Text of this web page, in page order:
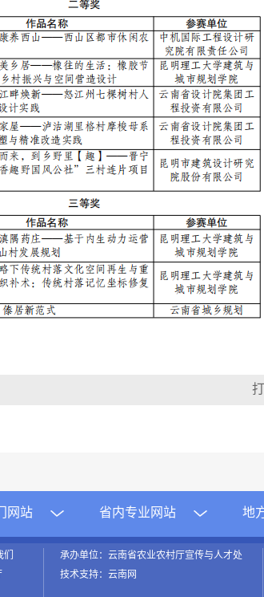
网站 省内专业网站 地
承办单位：云南省农业农村厅宣传与人才处
技术支持：云南网